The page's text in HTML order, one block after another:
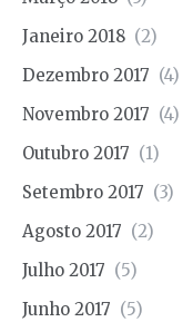
Janeiro 2018 (2)
Dezembro 2017 (4)
Novembro 2017 (4)
Outubro 2017 (1)
Setembro 2017 (3)
Agosto 2017 (2)
Julho 2017 (5)
Junho 2017 (5)